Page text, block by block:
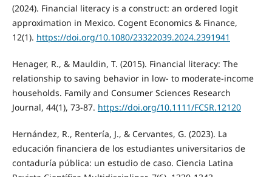
(2024). Financial literacy is a construct: an ordered logit
approximation in Mexico. Cogent Economics & Finance,
12(1). https://doi.org/10.1080/23322039.2024.2391941
Henager, R., & Mauldin, T. (2015). Financial literacy: The
relationship to saving behavior in low- to moderate-income
households. Family and Consumer Sciences Research
Journal, 44(1), 73-87. https://doi.org/10.1111/FCSR.12120
Hernández, R., Rentería, J., & Cervantes, G. (2023). La
educación financiera de los estudiantes universitarios de
contaduría pública: un estudio de caso. Ciencia Latina